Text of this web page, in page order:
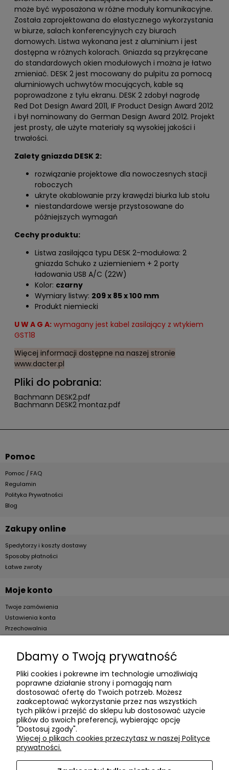
może być wyposażona w różne moduły komunikacyjne.
Została zaprojektowana do elastycznego wykorzystania
w biurze, salach konferencyjnych czy biurach
domowych. Listwa wykonana jest z aluminium i jest
dostępna w różnych kolorach. Gniazda są przykręcane
do standardowych okien modułowych i można je łatwo
zmieniać. DESK 2 jest mocowany do pulpitu za pomocą
aluminiowych uchwytów mocujących, kable są
poprowadzone z tyłu ekranu. DESK 2 zdobył nagrodę
Red Dot Design Award 2011, IF Product Design Award 2012
i był nominowany do German Design Award 2012. Projekt
jest prosty, ale użyte materiały są wysokiej jakości i
trwałości.
Zalety gniazda DESK 2:
rozwiązanie projektowe dla nowoczesnych stacji
roboczych
ukryte okablowanie przy krawędzi biurka lub stołu
niestandardowe wersje przystosowane do
późniejszych wymagań
Cechy produktu:
Listwa zasilająca typu DESK 2-modułowa: 2
gniazda Schuko z uziemieniem + 2 porty
ładowania USB A/C (22W)
Kolor: czarny
Wymiary listwy: 209 x 85 x 100 mm
Produkt niemiecki
U W A G A: wymagany jest kabel zasilający z wtykiem
GST18
Więcej informacji dostępne na naszej stronie
www.dacter.pl
Pliki do pobrania:
Bachmann DESK2.pdf
Bachmann DESK2 montaz.pdf
Pomoc
Pomoc / FAQ
Regulamin
Polityka Prywatności
Blog
Zakupy online
Spedytorzy i koszty dostawy
Sposoby płatności
Łatwe zwroty
Moje konto
Twoje zamówienia
Ustawienia konta
Przechowalnia
Dla firm
O firmie
Informacje o firmie
Kontakt
dacter.pl
Dbamy o Twoją prywatność
Pliki cookies i pokrewne im technologie umożliwiają
poprawne działanie strony i pomagają nam
dostosować ofertę do Twoich potrzeb. Możesz
zaakceptować wykorzystanie przez nas wszystkich
tych plików i przejść do sklepu lub dostosować użycie
plików do swoich preferencji, wybierając opcję
"Dostosuj zgody".
Więcej o plikach cookies przeczytasz w naszej Polityce
prywatności.